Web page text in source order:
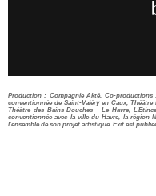
Production : Compagnie Akté. Co-productions
conventionnée de Saint-Valéry en Caux,
Théâtre des Bains-Douches – Le Havre,
conventionnée avec la ville du Havre, la région
l’ensemble de son projet artistique. Exit est